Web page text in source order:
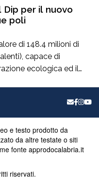
Dip per il nuovo
poli
di 148.4 milioni di
capace di
ecologica ed il
per la città di
fuori anche dalla
Nel
e testo prodotto da
da altre testate o siti
fonte approdocalabria.it
riservati.